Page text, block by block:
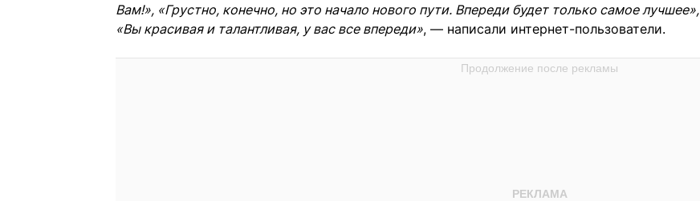
Вам!», «Грустно, конечно, но это начало нового пути. Впереди будет только самое лучшее»,
«Вы красивая и талантливая, у вас все впереди», — написали интернет-пользователи.